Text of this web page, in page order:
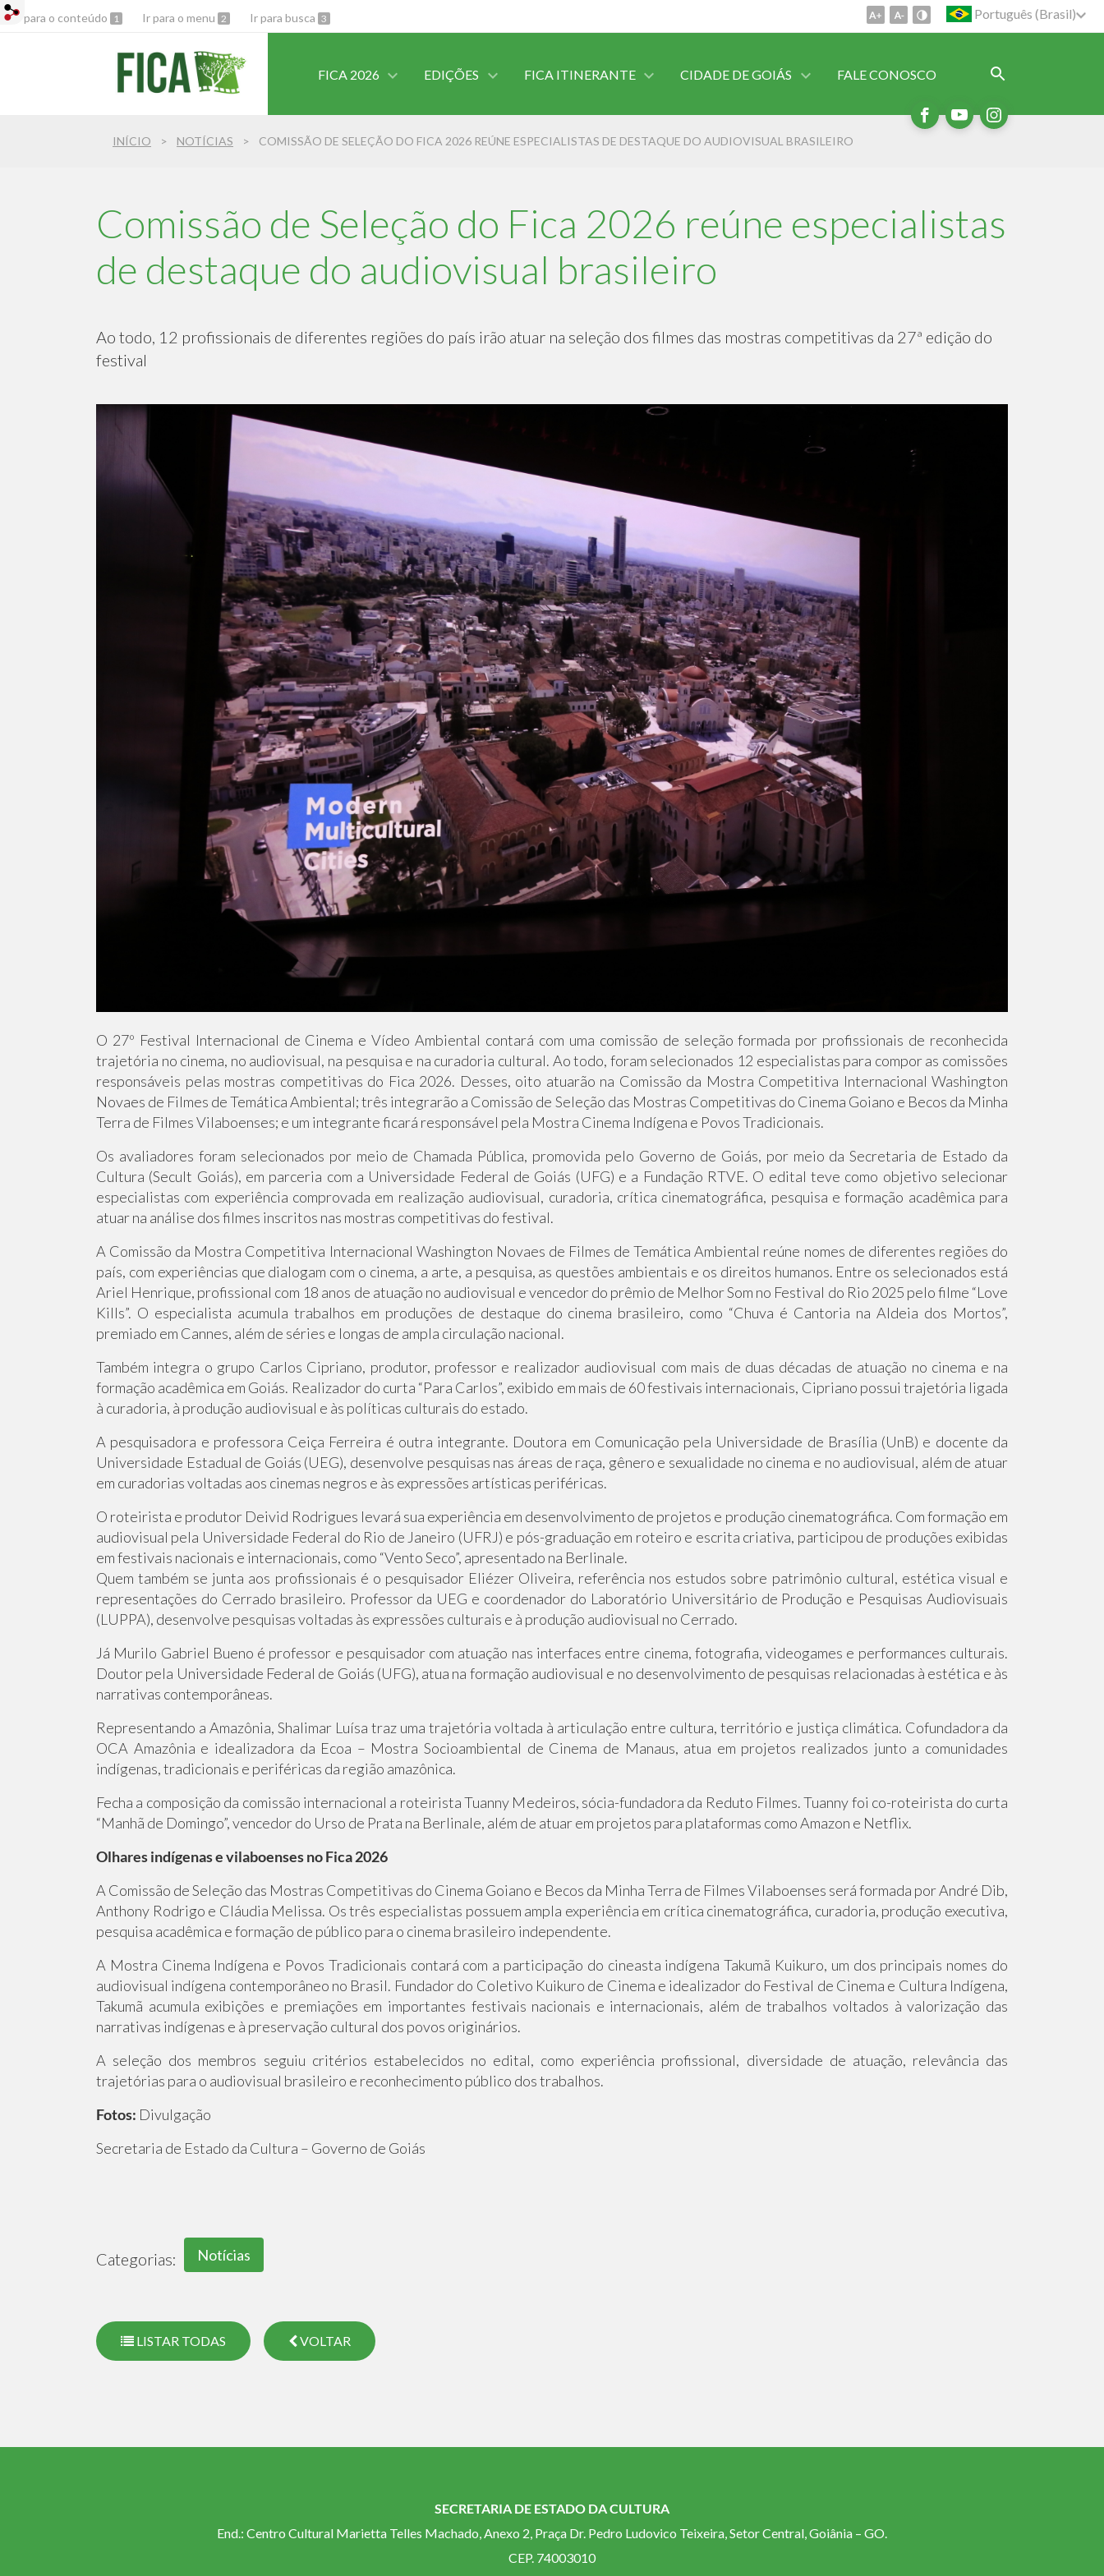
Ir para o conteúdo 1 Ir para o menu 2 Ir para busca 3 Português (Brasil)
FICA 2026 EDIÇÕES FICA ITINERANTE CIDADE DE GOIÁS FALE CONOSCO
INÍCIO NOTÍCIAS COMISSÃO DE SELEÇÃO DO FICA 2026 REÚNE ESPECIALISTAS DE DESTAQUE DO AUDIOVISUAL BRASILEIRO
Comissão de Seleção do Fica 2026 reúne especialistas
de destaque do audiovisual brasileiro
Ao todo, 12 profissionais de diferentes regiões do país irão atuar na seleção dos filmes das mostras competitivas da 27ª edição do
festival
O 27º Festival Internacional de Cinema e Vídeo Ambiental contará com uma comissão de seleção formada por profissionais de reconhecida
trajetória no cinema, no audiovisual, na pesquisa e na curadoria cultural. Ao todo, foram selecionados 12 especialistas para compor as comissões
responsáveis pelas mostras competitivas do Fica 2026. Desses, oito atuarão na Comissão da Mostra Competitiva Internacional Washington
Novaes de Filmes de Temática Ambiental; três integrarão a Comissão de Seleção das Mostras Competitivas do Cinema Goiano e Becos da Minha
Terra de Filmes Vilaboenses; e um integrante ficará responsável pela Mostra Cinema Indígena e Povos Tradicionais.
Os avaliadores foram selecionados por meio de Chamada Pública, promovida pelo Governo de Goiás, por meio da Secretaria de Estado da
Cultura (Secult Goiás), em parceria com a Universidade Federal de Goiás (UFG) e a Fundação RTVE. O edital teve como objetivo selecionar
especialistas com experiência comprovada em realização audiovisual, curadoria, crítica cinematográfica, pesquisa e formação acadêmica para
atuar na análise dos filmes inscritos nas mostras competitivas do festival.
A Comissão da Mostra Competitiva Internacional Washington Novaes de Filmes de Temática Ambiental reúne nomes de diferentes regiões do
país, com experiências que dialogam com o cinema, a arte, a pesquisa, as questões ambientais e os direitos humanos. Entre os selecionados está
Ariel Henrique, profissional com 18 anos de atuação no audiovisual e vencedor do prêmio de Melhor Som no Festival do Rio 2025 pelo filme “Love
Kills”. O especialista acumula trabalhos em produções de destaque do cinema brasileiro, como “Chuva é Cantoria na Aldeia dos Mortos”,
premiado em Cannes, além de séries e longas de ampla circulação nacional.
Também integra o grupo Carlos Cipriano, produtor, professor e realizador audiovisual com mais de duas décadas de atuação no cinema e na
formação acadêmica em Goiás. Realizador do curta “Para Carlos”, exibido em mais de 60 festivais internacionais, Cipriano possui trajetória ligada
à curadoria, à produção audiovisual e às políticas culturais do estado.
A pesquisadora e professora Ceiça Ferreira é outra integrante. Doutora em Comunicação pela Universidade de Brasília (UnB) e docente da
Universidade Estadual de Goiás (UEG), desenvolve pesquisas nas áreas de raça, gênero e sexualidade no cinema e no audiovisual, além de atuar
em curadorias voltadas aos cinemas negros e às expressões artísticas periféricas.
O roteirista e produtor Deivid Rodrigues levará sua experiência em desenvolvimento de projetos e produção cinematográfica. Com formação em
audiovisual pela Universidade Federal do Rio de Janeiro (UFRJ) e pós-graduação em roteiro e escrita criativa, participou de produções exibidas
em festivais nacionais e internacionais, como “Vento Seco”, apresentado na Berlinale.
Quem também se junta aos profissionais é o pesquisador Eliézer Oliveira, referência nos estudos sobre patrimônio cultural, estética visual e
representações do Cerrado brasileiro. Professor da UEG e coordenador do Laboratório Universitário de Produção e Pesquisas Audiovisuais
(LUPPA), desenvolve pesquisas voltadas às expressões culturais e à produção audiovisual no Cerrado.
Já Murilo Gabriel Bueno é professor e pesquisador com atuação nas interfaces entre cinema, fotografia, videogames e performances culturais.
Doutor pela Universidade Federal de Goiás (UFG), atua na formação audiovisual e no desenvolvimento de pesquisas relacionadas à estética e às
narrativas contemporâneas.
Representando a Amazônia, Shalimar Luísa traz uma trajetória voltada à articulação entre cultura, território e justiça climática. Cofundadora da
OCA Amazônia e idealizadora da Ecoa – Mostra Socioambiental de Cinema de Manaus, atua em projetos realizados junto a comunidades
indígenas, tradicionais e periféricas da região amazônica.
Fecha a composição da comissão internacional a roteirista Tuanny Medeiros, sócia-fundadora da Reduto Filmes. Tuanny foi co-roteirista do curta
“Manhã de Domingo”, vencedor do Urso de Prata na Berlinale, além de atuar em projetos para plataformas como Amazon e Netflix.
Olhares indígenas e vilaboenses no Fica 2026
A Comissão de Seleção das Mostras Competitivas do Cinema Goiano e Becos da Minha Terra de Filmes Vilaboenses será formada por André Dib,
Anthony Rodrigo e Cláudia Melissa. Os três especialistas possuem ampla experiência em crítica cinematográfica, curadoria, produção executiva,
pesquisa acadêmica e formação de público para o cinema brasileiro independente.
A Mostra Cinema Indígena e Povos Tradicionais contará com a participação do cineasta indígena Takumã Kuikuro, um dos principais nomes do
audiovisual indígena contemporâneo no Brasil. Fundador do Coletivo Kuikuro de Cinema e idealizador do Festival de Cinema e Cultura Indígena,
Takumã acumula exibições e premiações em importantes festivais nacionais e internacionais, além de trabalhos voltados à valorização das
narrativas indígenas e à preservação cultural dos povos originários.
A seleção dos membros seguiu critérios estabelecidos no edital, como experiência profissional, diversidade de atuação, relevância das
trajetórias para o audiovisual brasileiro e reconhecimento público dos trabalhos.
Fotos: Divulgação
Secretaria de Estado da Cultura – Governo de Goiás
Categorias: Notícias
LISTAR TODAS VOLTAR
SECRETARIA DE ESTADO DA CULTURA
End.: Centro Cultural Marietta Telles Machado, Anexo 2, Praça Dr. Pedro Ludovico Teixeira, Setor Central, Goiânia – GO.
CEP. 74003010